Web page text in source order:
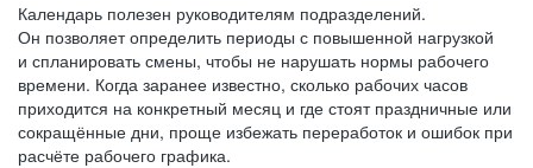
Календарь полезен руководителям подразделений.
Он позволяет определить периоды с повышенной нагрузкой
и спланировать смены, чтобы не нарушать нормы рабочего
времени. Когда заранее известно, сколько рабочих часов
приходится на конкретный месяц и где стоят праздничные или
сокращённые дни, проще избежать переработок и ошибок при
расчёте рабочего графика.